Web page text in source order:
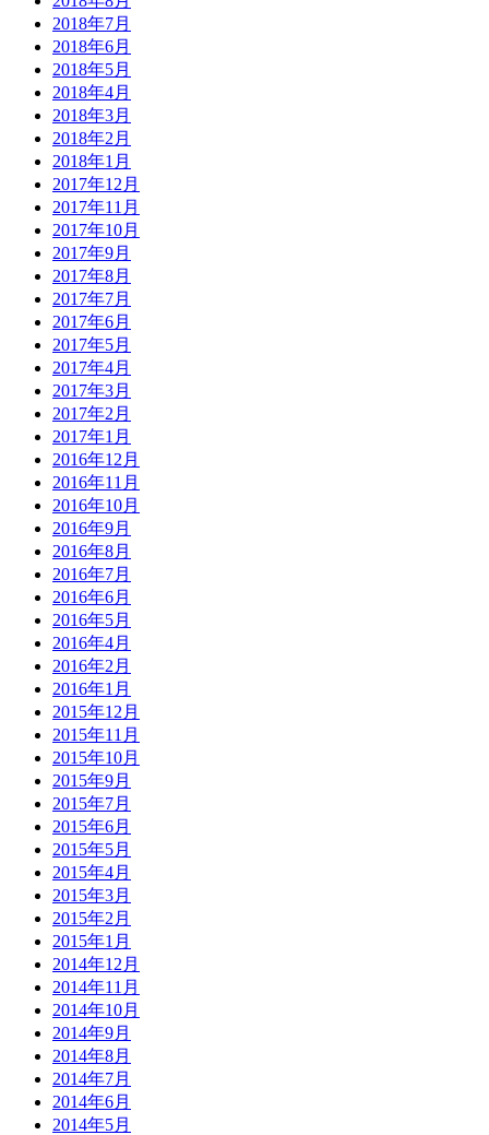
2018年7月
2018年6月
2018年5月
2018年4月
2018年3月
2018年2月
2018年1月
2017年12月
2017年11月
2017年10月
2017年9月
2017年8月
2017年7月
2017年6月
2017年5月
2017年4月
2017年3月
2017年2月
2017年1月
2016年12月
2016年11月
2016年10月
2016年9月
2016年8月
2016年7月
2016年6月
2016年5月
2016年4月
2016年2月
2016年1月
2015年12月
2015年11月
2015年10月
2015年9月
2015年7月
2015年6月
2015年5月
2015年4月
2015年3月
2015年2月
2015年1月
2014年12月
2014年11月
2014年10月
2014年9月
2014年8月
2014年7月
2014年6月
2014年5月